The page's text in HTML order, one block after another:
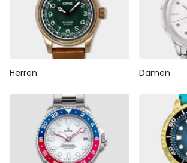
Herren Damen